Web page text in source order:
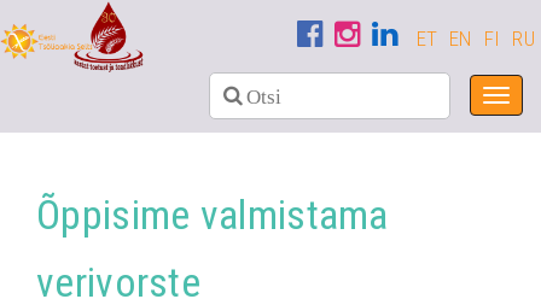
ET EN FI RU
Õppisime valmistama
verivorste